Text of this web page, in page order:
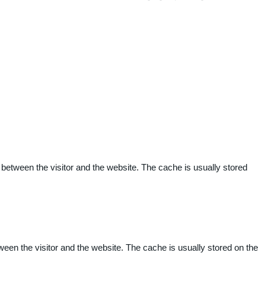
the visitor and the website. The cache is usually stored
the visitor and the website. The cache is usually stored on the